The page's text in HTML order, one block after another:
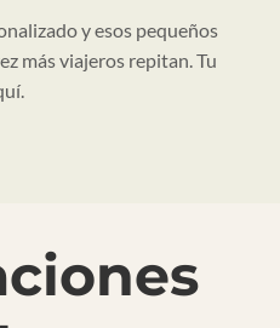
y esos pequeños
más viajeros repitan. Tu